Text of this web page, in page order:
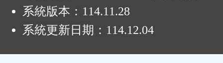
系統版本： 114.11.28
系統更新日期： 114.12.04